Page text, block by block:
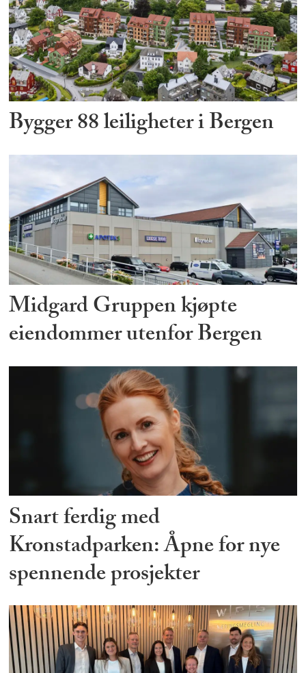
Bygger 88 leiligheter i Bergen
Midgard Gruppen kjøpte
eiendommer utenfor Bergen
Snart ferdig med
Kronstadparken: Åpne for nye
spennende prosjekter